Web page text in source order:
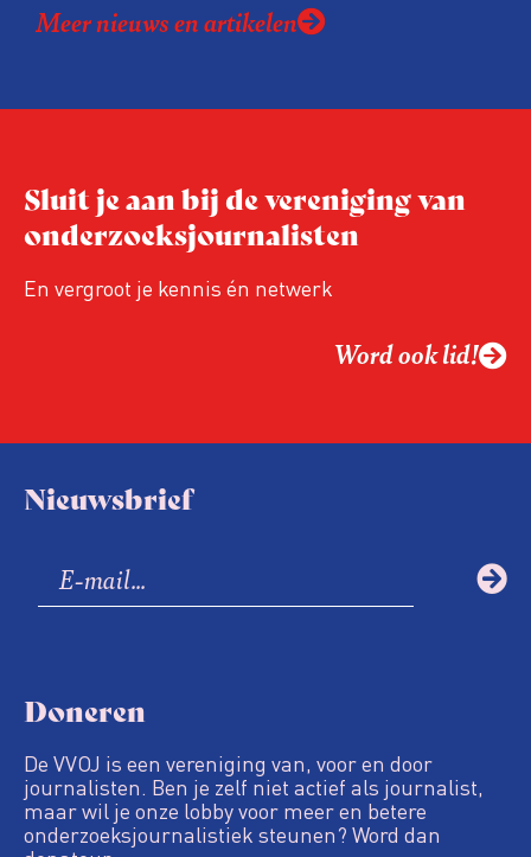
Meer nieuws en artikelen
Sluit je aan bij de vereniging van
onderzoeksjournalisten
En vergroot je kennis én netwerk
Word ook lid!
Nieuwsbrief
Doneren
De VVOJ is een vereniging van, voor en door
journalisten. Ben je zelf niet actief als journalist,
maar wil je onze lobby voor meer en betere
onderzoeksjournalistiek steunen? Word dan